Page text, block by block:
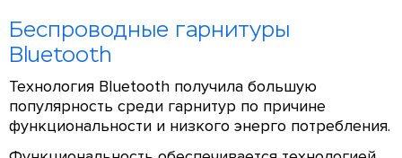
Беспроводные гарнитуры
Bluetooth
Технология Bluetooth получила большую
популярность среди гарнитур по причине
функциональности и низкого энерго потребления.